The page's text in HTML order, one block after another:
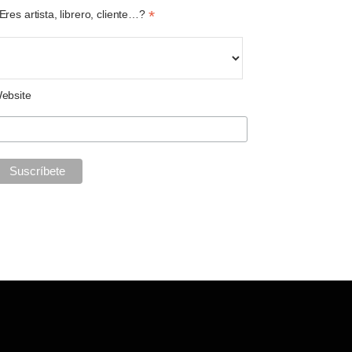
artista, librero, cliente…? *